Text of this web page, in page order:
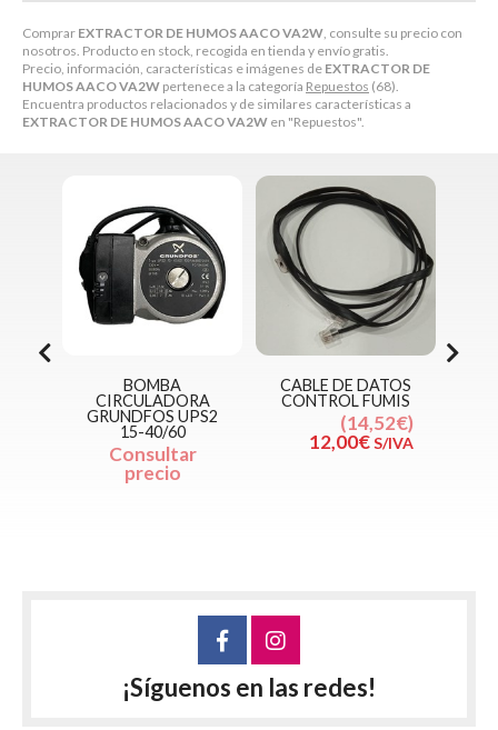
Comprar EXTRACTOR DE HUMOS AACO VA2W, consulte su precio con
nosotros. Producto en stock, recogida en tienda y envío gratis.
Precio, información, características e imágenes de EXTRACTOR DE
HUMOS AACO VA2W pertenece a la categoría Repuestos (68).
Encuentra productos relacionados y de similares características a
EXTRACTOR DE HUMOS AACO VA2W en "Repuestos".
BOMBA
CIRCULADORA
GRUNDFOS UPS2
15-40/60
Consultar
precio
CABLE DE DATOS
CONTROL FUMIS
14,52€
12,00€S/IVA
¡Síguenos en las redes!